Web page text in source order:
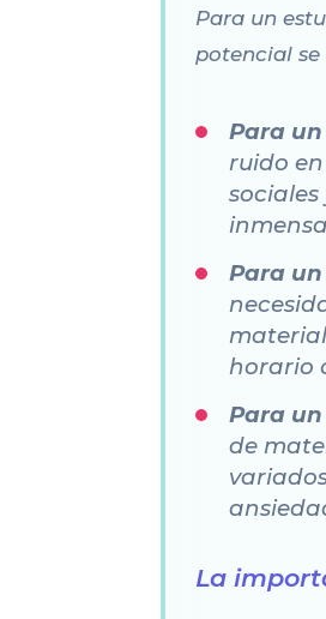
Para un
potencial
Para
ruido
Para
horario
Para
de
La